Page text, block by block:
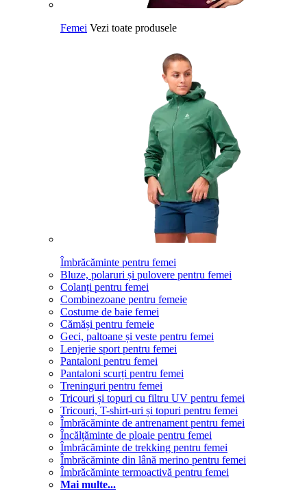
Femei Vezi toate produsele
Îmbrăcăminte pentru femei
Bluze, polaruri și pulovere pentru femei
Colanți pentru femei
Combinezoane pentru femeie
Costume de baie femei
Cămăși pentru femeie
Geci, paltoane și veste pentru femei
Lenjerie sport pentru femei
Pantaloni pentru femei
Pantaloni scurți pentru femei
Treninguri pentru femei
Tricouri și topuri cu filtru UV pentru femei
Tricouri, T-shirt-uri și topuri pentru femei
Îmbrăcăminte de antrenament pentru femei
Încălțăminte de ploaie pentru femei
Îmbrăcăminte de trekking pentru femei
Îmbrăcăminte din lână merino pentru femei
Îmbrăcăminte termoactivă pentru femei
Mai multe...